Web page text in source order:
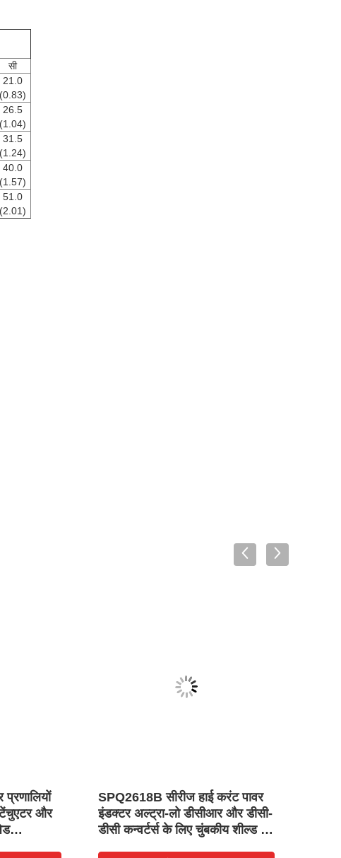
सी
21.0
(0.83)
26.5
(1.04)
31.5
(1.24)
40.0
(1.57)
51.0
(2.01)
और
SPQ2618B सीरीज हाई करंट पावर
इंडक्टर अल्ट्रा-लो डीसीआर और डीसी-
डीसी कन्वर्टर्स के लिए चुंबकीय शील्ड के